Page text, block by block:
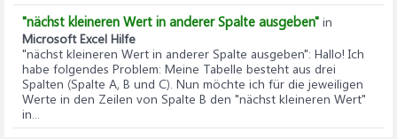
"nächst kleineren Wert in anderer Spalte ausgeben" in
Microsoft Excel Hilfe
"nächst kleineren Wert in anderer Spalte ausgeben": Hallo! Ich
habe folgendes Problem: Meine Tabelle besteht aus drei
Spalten (Spalte A, B und C). Nun möchte ich für die jeweiligen
Werte in den Zeilen von Spalte B den "nächst kleineren Wert"
in...